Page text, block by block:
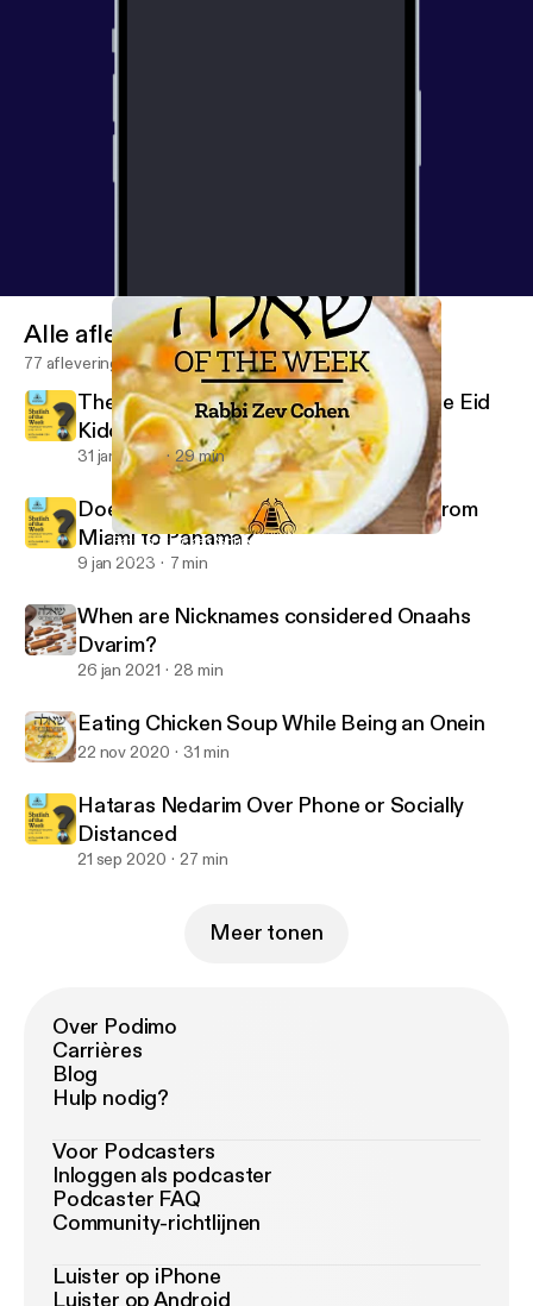
Eating Chicken Soup While Being an Onein
Shaylah of the Week - Yeshurun - Rabbi Zev Cohen
Alle afleveringen
77 afleveringen
The Ba'al Simcha is a Mechutin with the Eid
Kiddushin
31 jan 2023 29 min
Does One Bentch Gomel after Flying from
Miami to Panama?
9 jan 2023 7 min
When are Nicknames considered Onaahs
Dvarim?
26 jan 2021 28 min
Eating Chicken Soup While Being an Onein
22 nov 2020 31 min
Hataras Nedarim Over Phone or Socially
Distanced
21 sep 2020 27 min
Meer tonen
Over Podimo
Carrières
Blog
Hulp nodig?
Voor Podcasters
Inloggen als podcaster
Podcaster FAQ
Community-richtlijnen
Luister op iPhone
Luister op Android